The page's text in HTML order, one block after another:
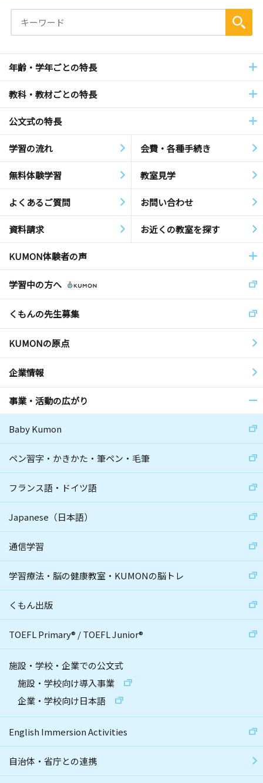
年齢・学年ごとの特長
教科・教材ごとの特長
公文式の特長
学習の流れ 会費・各種手続き
無料体験学習 教室見学
よくあるご質問 お問い合わせ
資料請求 お近くの教室を探す
KUMON体験者の声
学習中の方へ
くもんの先生募集
KUMONの原点
企業情報
事業・活動の広がり
Baby Kumon
ペン習字・かきかた・筆ペン・毛筆
フランス語・ドイツ語
Japanese（日本語）
通信学習
学習療法・脳の健康教室・KUMONの脳トレ
くもん出版
TOEFL Primary® /TOEFL Junior®
施設・学校・企業での公文式
施設・学校向け導入事業
企業・学校向け日本語
English Immersion Activities
自治体・省庁との連携